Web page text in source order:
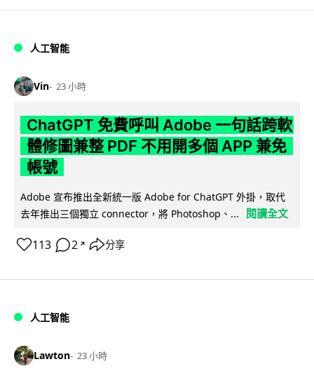
人工智能
Vin 23 小時
ChatGPT 免費呼叫 Adobe 一句話跨軟
體修圖兼整 PDF 不用開多個 APP 兼免
帳號
Adobe 宣布推出全新統一版 Adobe for ChatGPT 外掛，取代
去年推出三個獨立 connector，將 Photoshop、...
閱讀全文
113 2 ↗ 分享
人工智能
Lawton 23 小時